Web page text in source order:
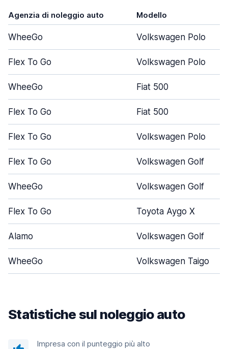
Agenzia di noleggio auto Modello
WheeGo Volkswagen Polo
Flex To Go Volkswagen Polo
WheeGo Fiat 500
Flex To Go Fiat 500
Flex To Go Volkswagen Polo
Flex To Go Volkswagen Golf
WheeGo Volkswagen Golf
Flex To Go Toyota Aygo X
Alamo Volkswagen Golf
WheeGo Volkswagen Taigo
Statistiche sul noleggio auto
Impresa con il punteggio più alto